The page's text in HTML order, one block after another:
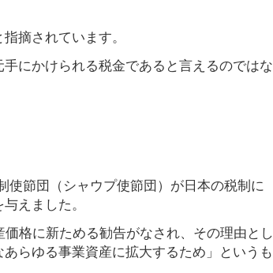
摘されています。
にかけられる税金であると言えるのではな
使節団（シャウプ使節団）が日本の税制に
えました。
格に新ためる勧告がなされ、その理由とし
らゆる事業資産に拡大するため」というも